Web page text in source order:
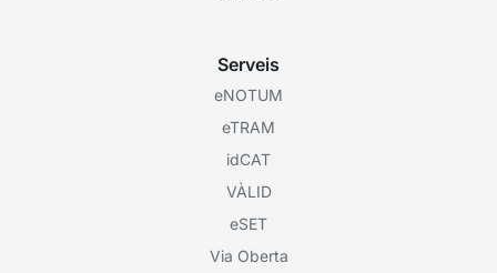
Serveis
eNOTUM
eTRAM
idCAT
VÀLID
eSET
Via Oberta